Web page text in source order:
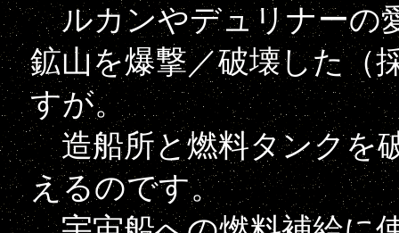
ルカンやデュリナーの
鉱山を爆撃／破壊した（
すが。
造船所と燃料タンクを
えるのです。